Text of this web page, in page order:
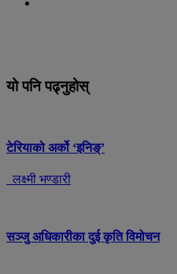
यो पनि पढ्नुहोस्
टेरियाको अर्को ‘इनिङ्’
लक्ष्मी भण्डारी
सञ्जु अधिकारीका दुई कृति विमोचन